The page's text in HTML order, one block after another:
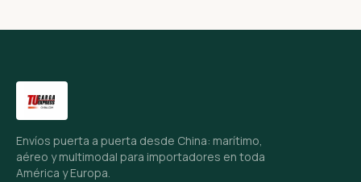
Envíos puerta a puerta desde China: marítimo,
aéreo y multimodal para importadores en toda
América y Europa.